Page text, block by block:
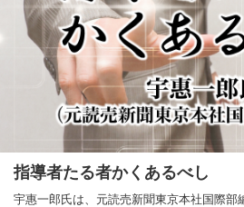
指導者たる者かくあるべし
宇惠一郎氏は、元読売新聞東京本社国際部